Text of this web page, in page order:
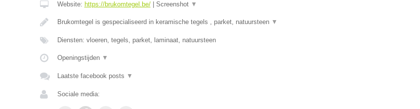
Website: https://brukomtegel.be/| Screenshot ▼
Brukomtegel is gespecialiseerd in keramische tegels , parket, natuursteen ▼
Diensten: vloeren, tegels, parket, laminaat, natuursteen
Openingstijden ▼
Laatste facebook posts ▼
Sociale media: